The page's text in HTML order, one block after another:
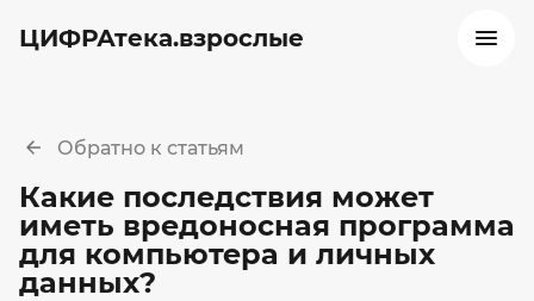
ЦИФРАтека.взрослые
Обратно к статьям
Какие последствия может
иметь вредоносная программа
для компьютера и личных
данных?